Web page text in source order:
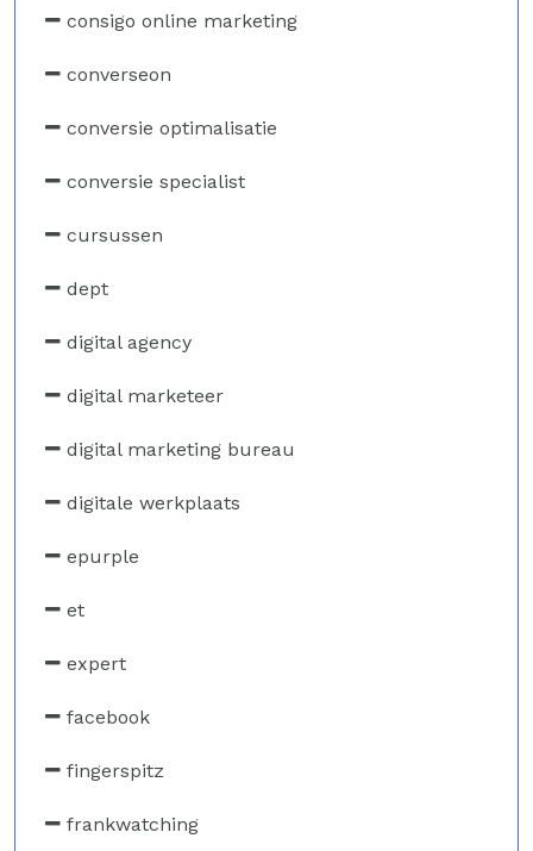
consigo online marketing
converseon
conversie optimalisatie
conversie specialist
cursussen
dept
digital agency
digital marketeer
digital marketing bureau
digitale werkplaats
epurple
et
expert
facebook
fingerspitz
frankwatching